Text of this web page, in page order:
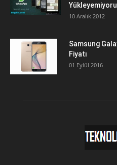
10 Aralık 2012
Samsung
Fiyatı
01 Eylül 2016